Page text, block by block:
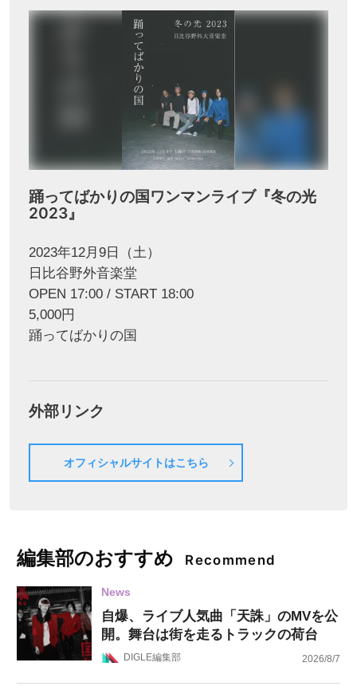
踊ってばかりの国ワンマンライブ『冬の光
2023』
2023年12月9日（土）
日比谷野外音楽堂
OPEN 17:00 / START 18:00
5,000円
踊ってばかりの国
外部リンク
オフィシャルサイトはこちら
編集部のおすすめ Recommend
News
自爆、ライブ人気曲「天誅」のMVを公
開。舞台は街を走るトラックの荷台
DIGLE編集部 2026/8/7